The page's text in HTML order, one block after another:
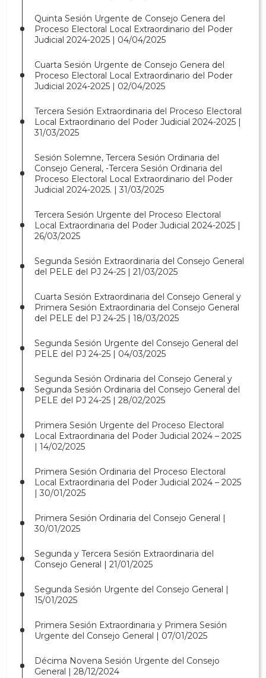
Quinta Sesión Urgente de Consejo Genera del
Proceso Electoral Local Extraordinario del Poder
Judicial 2024-2025 | 04/04/2025
Cuarta Sesión Urgente de Consejo Genera del
Proceso Electoral Local Extraordinario del Poder
Judicial 2024-2025 | 02/04/2025
Tercera Sesión Extraordinaria del Proceso Electoral
Local Extraordinario del Poder Judicial 2024-2025 |
31/03/2025
Sesión Solemne, Tercera Sesión Ordinaria del
Consejo General, -Tercera Sesión Ordinaria del
Proceso Electoral Local Extraordinario del Poder
Judicial 2024-2025. | 31/03/2025
Tercera Sesión Urgente del Proceso Electoral
Local Extraordinaria del Poder Judicial 2024-2025 |
26/03/2025
Segunda Sesión Extraordinaria del Consejo General
del PELE del PJ 24-25 | 21/03/2025
Cuarta Sesión Extraordinaria del Consejo General y
Primera Sesión Extraordinaria del Consejo General
del PELE del PJ 24-25 | 18/03/2025
Segunda Sesión Urgente del Consejo General del
PELE del PJ 24-25 | 04/03/2025
Segunda Sesión Ordinaria del Consejo General y
Segunda Sesión Ordinaria del Consejo General del
PELE del PJ 24-25 | 28/02/2025
Primera Sesión Urgente del Proceso Electoral
Local Extraordinaria del Poder Judicial 2024 – 2025
| 14/02/2025
Primera Sesión Ordinaria del Proceso Electoral
Local Extraordinaria del Poder Judicial 2024 – 2025
| 30/01/2025
Primera Sesión Ordinaria del Consejo General |
30/01/2025
Segunda y Tercera Sesión Extraordinaria del
Consejo General | 21/01/2025
Segunda Sesión Urgente del Consejo General |
15/01/2025
Primera Sesión Extraordinaria y Primera Sesión
Urgente del Consejo General | 07/01/2025
Décima Novena Sesión Urgente del Consejo
General | 28/12/2024